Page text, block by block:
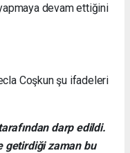
devam ettiğini
Coşkun şu ifadeleri
darp edildi.
getirdiği zaman bu